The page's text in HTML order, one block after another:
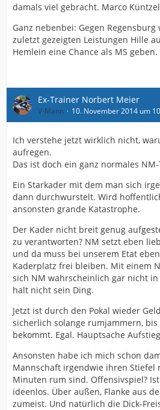
damals viel gebracht. Marco
Ganz nebenbei: Gegen
zuletzt gezeigten Leistungen Hille
Hemlein eine Chance als MS geben.
Ex-Trainer Norbert Meier
V-Mann 10. November 2014 um
Ich verstehe jetzt wirklich nicht,
aufregen.
Das ist doch ein ganz normales
Ein Starkader mit dem man sich
dann durchwurstelt. Wird
ansonsten grande Katastrophe.
Der Kader nicht breit genug
zu verantworten? NM setzt eben
und da muss bei unserem Etat
Kaderplatz frei bleiben. Mit einem
sich NM wahrscheinlich gar nicht
halt nicht sein Ding.
Jetzt ist durch den Pokal wieder
sicherlich solange rumjammern, bis
bekommt. Egal. Hauptsache
Ansonsten habe ich mich schon
Mannschaft irgendwie ihren Stiefel
Minuten rum sind. Offensivspiel?
ideenlos. Über außen, Flanke aus
zumeist. Und natürlich die Dick-